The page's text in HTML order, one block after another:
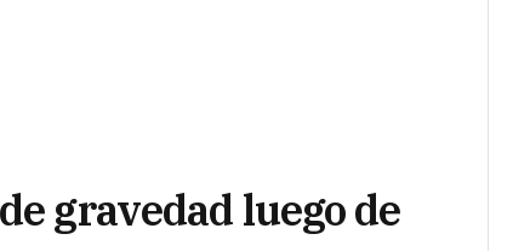
gravedad luego de